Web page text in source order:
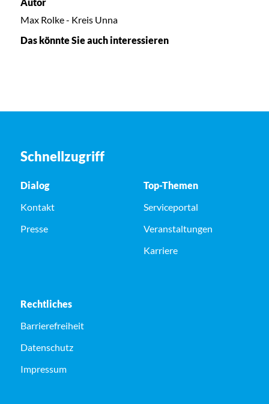
Max Rolke - Kreis Unna
Das könnte Sie auch interessieren
Schnellzugriff
Dialog
Kontakt
Presse
Top-Themen
Serviceportal
Veranstaltungen
Karriere
Rechtliches
Barrierefreiheit
Datenschutz
Impressum